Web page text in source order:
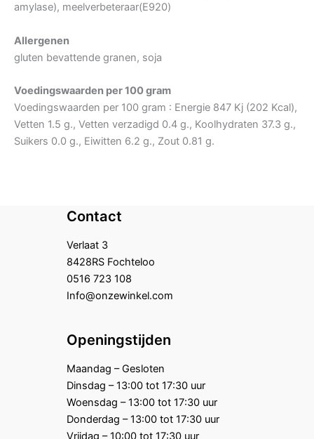
amylase), meelverbeteraar(E920)
Allergenen
gluten bevattende granen, soja
Voedingswaarden per 100 gram
Voedingswaarden per 100 gram : Energie 847 Kj (202 Kcal),
Vetten 1.5 g., Vetten verzadigd 0.4 g., Koolhydraten 37.3 g.,
Suikers 0.0 g., Eiwitten 6.2 g., Zout 0.81 g.
Contact
Verlaat 3
8428RS Fochteloo
0516 723 108
Info@onzewinkel.com
Openingstijden
Maandag – Gesloten
Dinsdag – 13:00 tot 17:30 uur
Woensdag – 13:00 tot 17:30 uur
Donderdag – 13:00 tot 17:30 uur
Vrijdag – 10:00 tot 17:30 uur